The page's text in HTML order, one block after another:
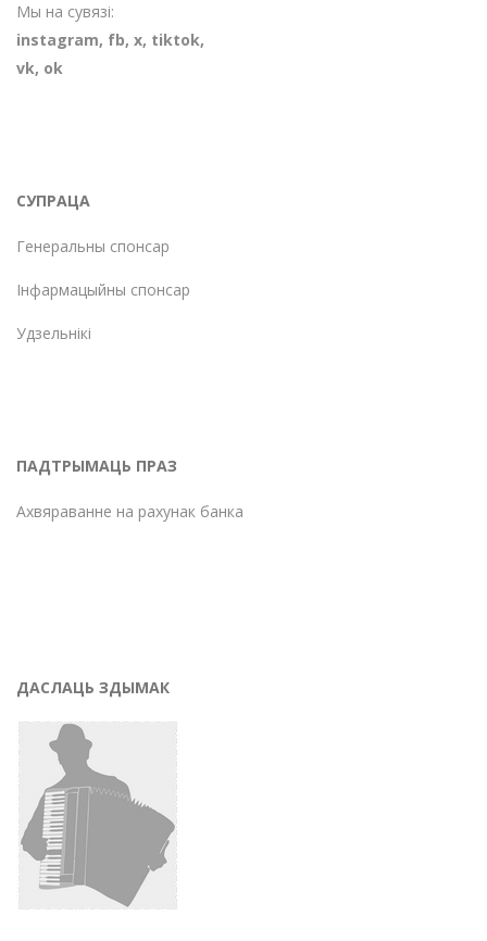
Мы на сувязі:
instagram, fb, х, tiktok,
vk, ok
СУПРАЦА
Генеральны спонсар
Інфармацыйны спонсар
Удзельнікі
ПАДТРЫМАЦЬ ПРАЗ
Ахвяраванне на рахунак банка
ДАСЛАЦЬ ЗДЫМАК